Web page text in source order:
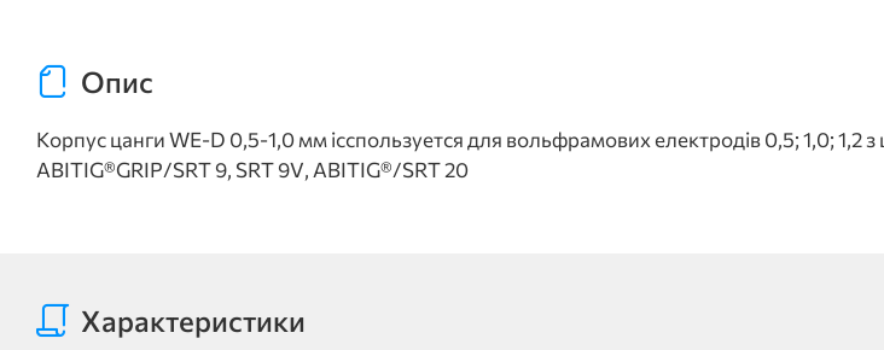
Опис
Корпус цанги WE-D 0,5-1,0 мм ісспользуется для вольфрамових електродів 0,5; 1,0; 1,2
ABITIG®GRIP/SRT 9, SRT 9V, ABITIG®/SRT 20
Характеристики